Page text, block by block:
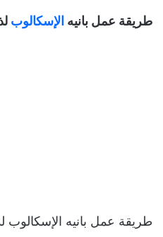
طريقة عمل بانيه الإسكالوب
طريقة عمل بانيه